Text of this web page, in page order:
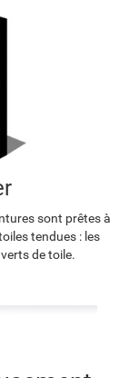
sont prêtes à
tendues : les
de toile.